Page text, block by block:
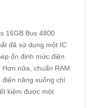
16GB Bus 4800
đã sử dụng một IC
ổn định mức điện
nữa, chuẩn RAM
năng xuống chỉ
kiệm được một